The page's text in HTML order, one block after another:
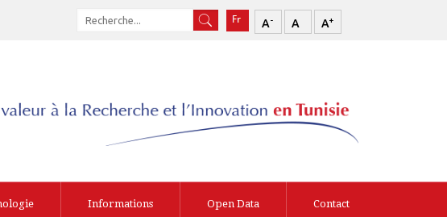
A- A A+
Informations Open Data Contact